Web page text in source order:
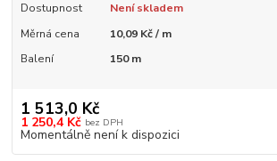
Dostupnost
Není skladem
Měrná cena
10,09 Kč / m
Balení
150 m
1 513,0 Kč
1 250,4 Kč bez DPH
Momentálně není k dispozici